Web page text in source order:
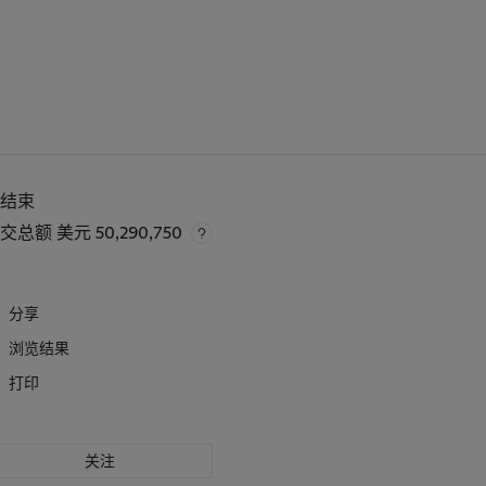
束
总额 美元 50,290,750
分享
浏览结果
打印
关注